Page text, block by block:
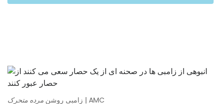
زامبی روشن مرده متحرک
| AMC